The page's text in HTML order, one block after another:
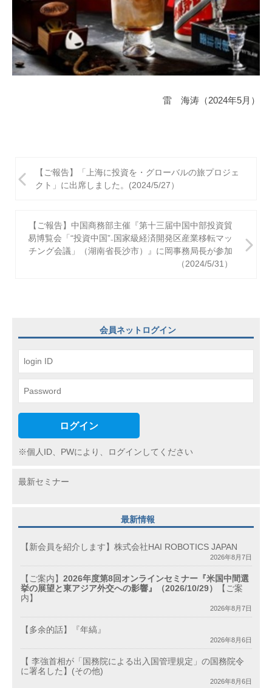
雷 海涛（2024年5月）
稿
ゲ
【ご報告】「上海に投資を・グローバルの旅プロジェ
クト」に出席しました。(2024/5/27）
【ご報告】中国商務部主催『第十三届中国中部投資貿
易博覧会「“投資中国”₋国家級経済開発区産業移転マッ
チング会議」（湖南省長沙市）』に岡事務局長が参加
（2024/5/31）
会員ネットログイン
ログイン
※個人ID、PWにより、ログインしてください
最新セミナー
最新情報
【新会員を紹介します】株式会社HAI ROBOTICS JAPAN
2026年8月7日
【ご案内】 2026年度第8回オンラインセミナー『米国中間選
挙の展望と東アジア外交への影響』（2026/10/29）
【ご案
内】
2026年8月7日
【多余的話】『年縞』
2026年8月6日
【 李強首相が「国務院による出入国管理規定」の国務院令
に署名した】(その他)
2026年8月6日